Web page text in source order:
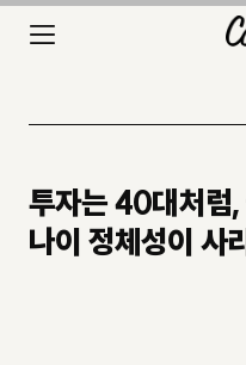
투자는 40대처럼
나이 정체성이 사